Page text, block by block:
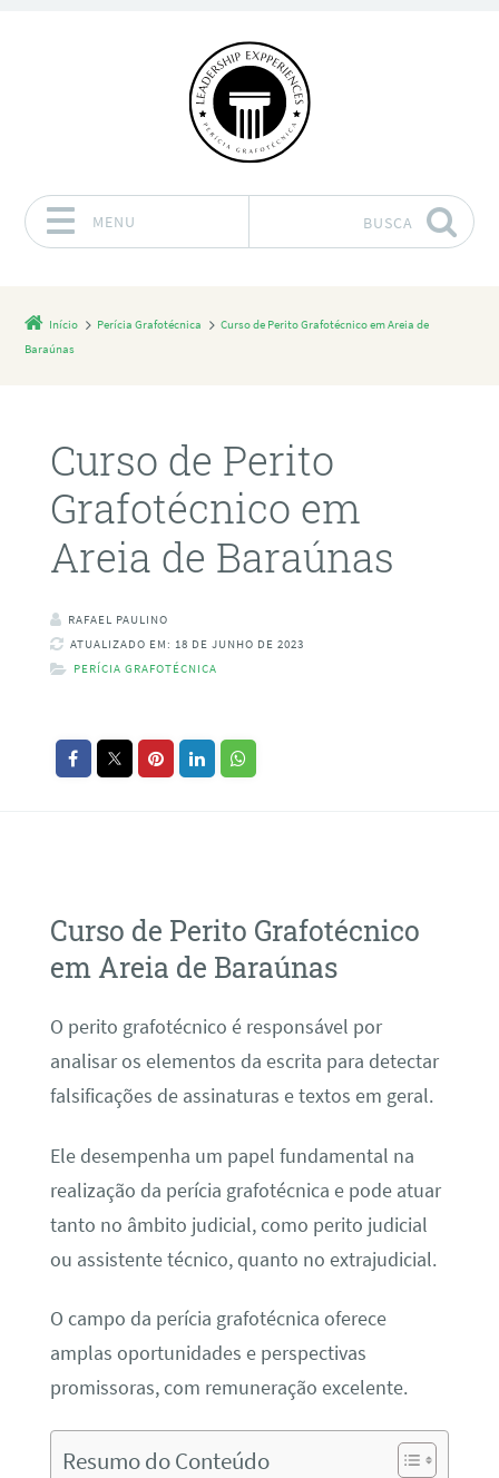
MENU BUSCA
Início Perícia Grafotécnica
Curso de Perito Grafotécnico em Areia de
Baraúnas
Curso de Perito
Grafotécnico em
Areia de Baraúnas
RAFAEL PAULINO
ATUALIZADO EM: 18 DE JUNHO DE 2023
PERÍCIA GRAFOTÉCNICA
Curso de Perito Grafotécnico
em Areia de Baraúnas
O perito grafotécnico é responsável por
analisar os elementos da escrita para detectar
falsificações de assinaturas e textos em geral.
Ele desempenha um papel fundamental na
realização da perícia grafotécnica e pode atuar
tanto no âmbito judicial, como perito judicial
ou assistente técnico, quanto no extrajudicial.
O campo da perícia grafotécnica oferece
amplas oportunidades e perspectivas
promissoras, com remuneração excelente.
Resumo do Conteúdo